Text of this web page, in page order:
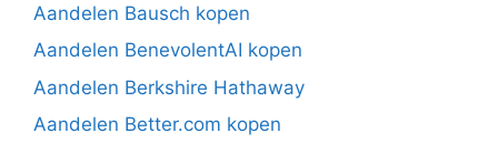
Aandelen Bausch kopen
Aandelen BenevolentAI kopen
Aandelen Berkshire Hathaway
Aandelen Better.com kopen